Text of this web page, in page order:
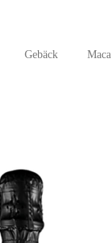
Gebäck